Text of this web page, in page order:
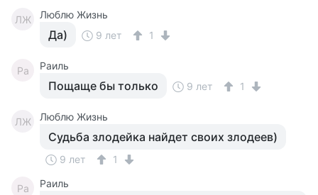
ЛЖ Люблю Жизнь
Да) 9 лет 1
Ра Раиль
Пощаще бы только 9 лет 1
ЛЖ Люблю Жизнь
Судьба злодейка найдет своих злодеев)
9 лет 1
Ра Раиль